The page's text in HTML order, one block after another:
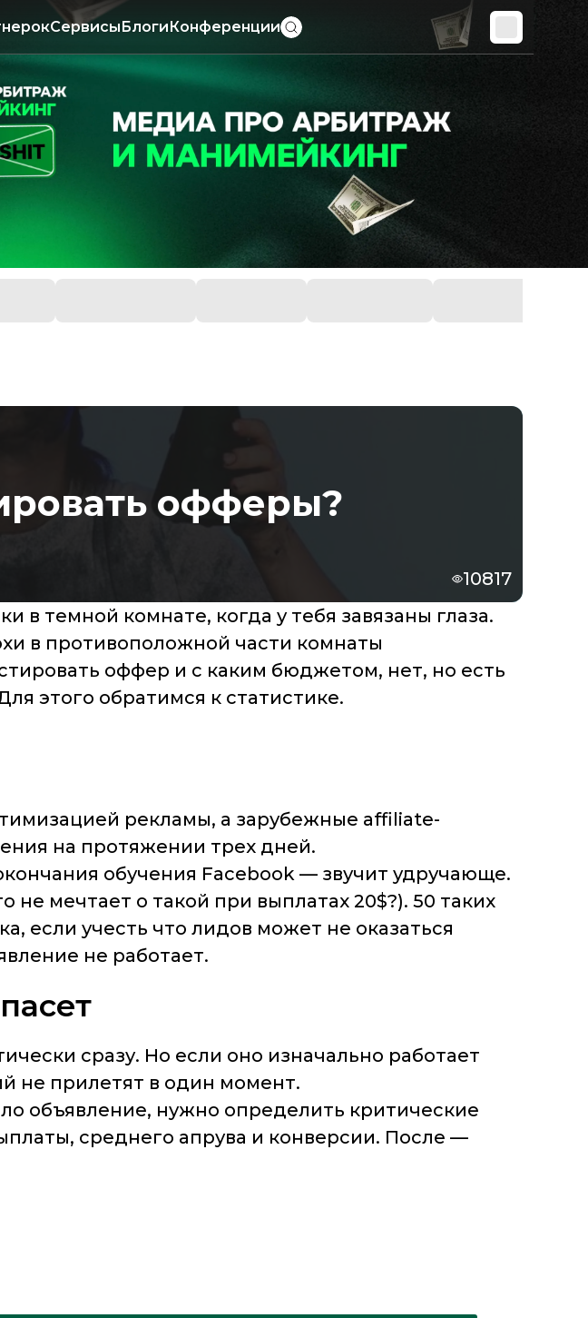
СервисыБлогиКонференции
офферы?
10817
в темной комнате, когда у тебя завязаны глаза.
в противоположной части комнаты
оффер и с каким бюджетом, нет, но есть
этого обратимся к статистике.
рекламы, а зарубежные affiliate-
на протяжении трех дней.
обучения Facebook — звучит удручающе.
мечтает о такой при выплатах 20$?). 50 таких
если учесть что лидов может не оказаться
не работает.
сразу. Но если оно изначально работает
не прилетят в один момент.
объявление, нужно определить критические
среднего апрува и конверсии. После —